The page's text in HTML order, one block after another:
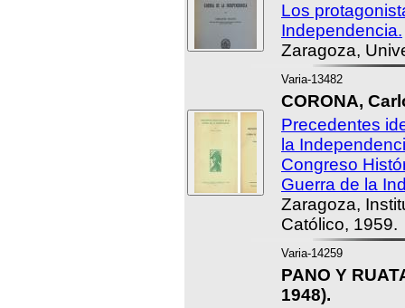
Los
Independencia.
Zaragoza,
Varia-13482
CORONA,
Precedentes
la
Congreso
Guerra de la
Zaragoza,
Católico, 1959.
Varia-14259
PANO Y
1948).